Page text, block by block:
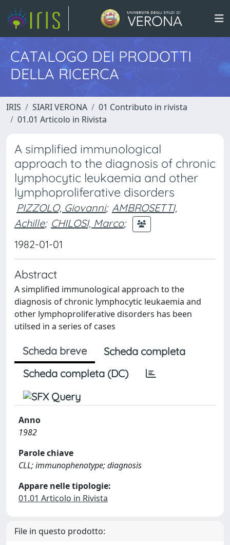
CATALOGO DEI PRODOTTI
DELLA RICERCA
IRIS SIARI VERONA
01 Contributo in rivista
01.01 Articolo in Rivista
A simplified immunological
approach to the diagnosis of chronic
lymphocytic leukaemia and other
lymphoproliferative disorders
PIZZOLO, Giovanni; AMBROSETTI,
Achille; CHILOSI, Marco;
1982-01-01
Abstract
A simplified immunological approach to the
diagnosis of chronic lymphocytic leukaemia and
other lymphoproliferative disorders has been
utilsed in a series of cases
Scheda breve
Scheda completa
Scheda completa (DC)
Anno
1982
Parole chiave
CLL; immunophenotype; diagnosis
Appare nelle tipologie:
01.01 Articolo in Rivista
File in questo prodotto: